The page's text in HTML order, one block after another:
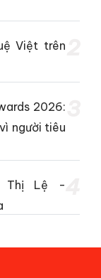
Việt trên
2026:
người tiêu
Thị Lệ -